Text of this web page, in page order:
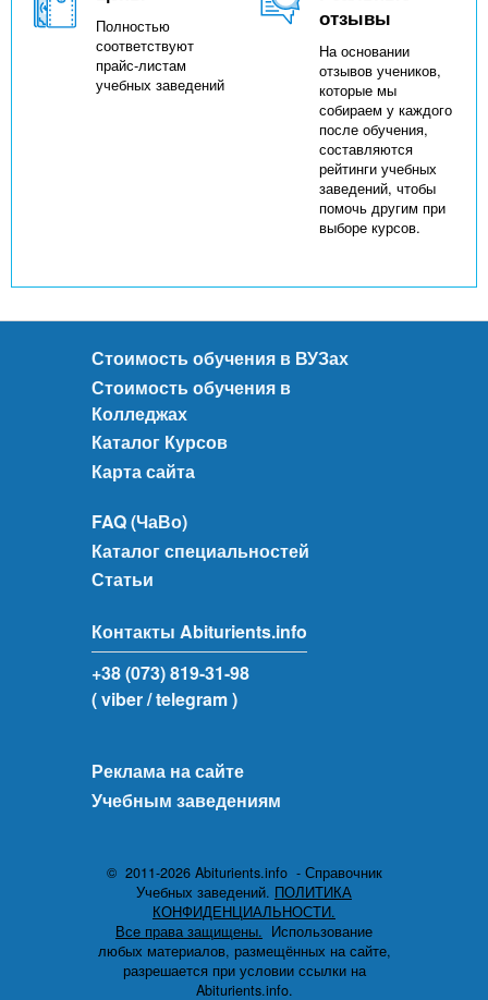
Полностью
соответствуют
прайс-листам
учебных заведений
отзывы
На основании
отзывов учеников,
которые мы
собираем у каждого
после обучения,
составляются
рейтинги учебных
заведений, чтобы
помочь другим при
выборе курсов.
Стоимость обучения в ВУЗах
Стоимость обучения в
Колледжах
Каталог Курсов
Карта сайта
FAQ (ЧаВо)
Каталог специальностей
Статьи
Контакты Abiturients.info
+38 (073) 819-31-98
( viber/ telegram )
Реклама на сайте
Учебным заведениям
© 2011-2026 Abiturients.info - Справочник
Учебных заведений. ПОЛИТИКА
КОНФИДЕНЦИАЛЬНОСТИ.
Все права защищены. Использование
любых материалов, размещённых на сайте,
разрешается при условии ссылки на
Abiturients.info.